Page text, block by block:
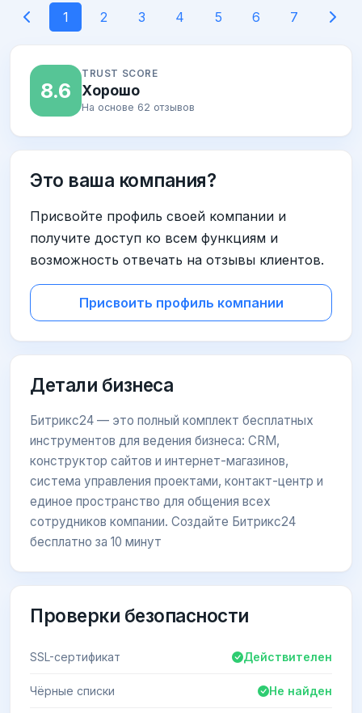
1 2 3 4 5 6 7
8.6
TRUST SCORE
Хорошо
На основе 62 отзывов
Это ваша компания?
Присвойте профиль своей компании и
получите доступ ко всем функциям и
возможность отвечать на отзывы клиентов.
Присвоить профиль компании
Детали бизнеса
Битрикс24 — это полный комплект бесплатных
инструментов для ведения бизнеса: CRM,
конструктор сайтов и интернет-магазинов,
система управления проектами, контакт-центр и
единое пространство для общения всех
сотрудников компании. Создайте Битрикс24
бесплатно за 10 минут
Проверки безопасности
SSL-сертификат Действителен
Чёрные списки Не найден